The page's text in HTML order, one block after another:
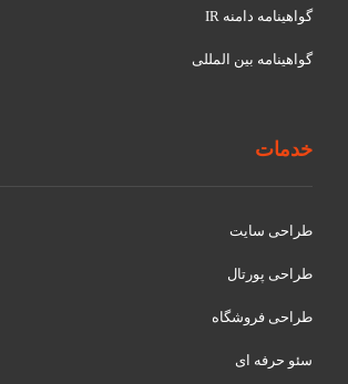
گواهينامه دامنه IR
گواهينامه بین المللی
خدمات
طراحی سایت
طراحی پورتال
طراحی فروشگاه
سئو حرفه ای